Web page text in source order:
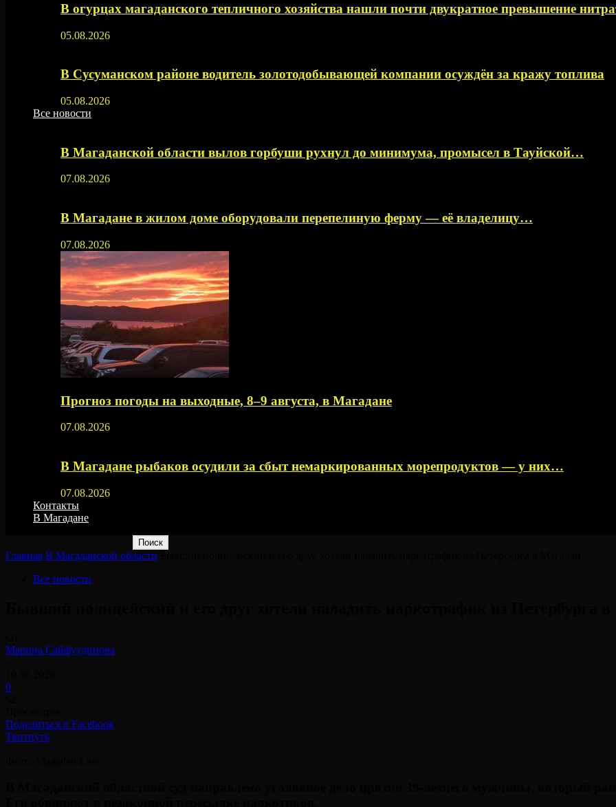
В огурцах магаданского тепличного хозяйства нашли почти двукратное превышение
05.08.2026
В Сусуманском районе водитель золотодобывающей компании осуждён за кражу топлива
05.08.2026
Все новости
В Магаданской области вылов горбуши рухнул до минимума, промысел в Тауйской…
07.08.2026
В Магадане в жилом доме оборудовали перепелиную ферму — её владелицу…
07.08.2026
Прогноз погоды на выходные, 8–9 августа, в Магадане
07.08.2026
В Магадане рыбаков осудили за сбыт немаркированных морепродуктов — у них…
07.08.2026
Контакты
В Магадане
Главная В Магаданской области
Все новости
Марина Сайфутдинова
0
Поделиться в Facebook
Твитнуть